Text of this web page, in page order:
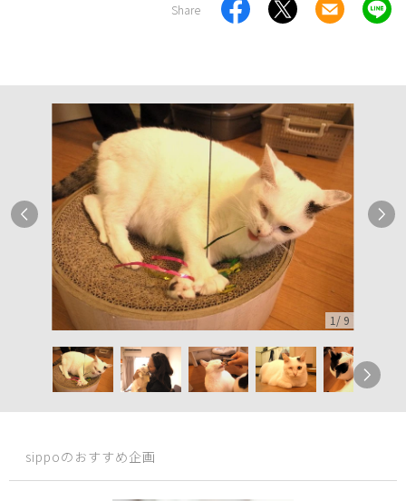
Share
1 / 9
sippoのおすすめ企画